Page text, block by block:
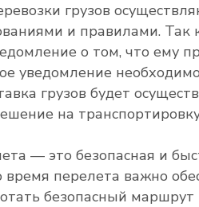
грузов
и правилами.
о том, что ему
уведомление
грузов будет
на
— это безопасная и
перелета важно
безопасный